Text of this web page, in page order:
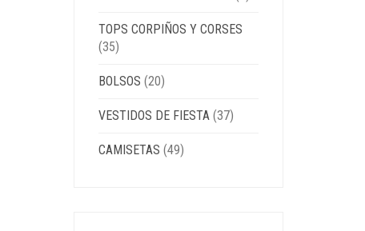
TOPS CORPIÑOS Y CORSES
(35)
BOLSOS (20)
VESTIDOS DE FIESTA (37)
CAMISETAS (49)